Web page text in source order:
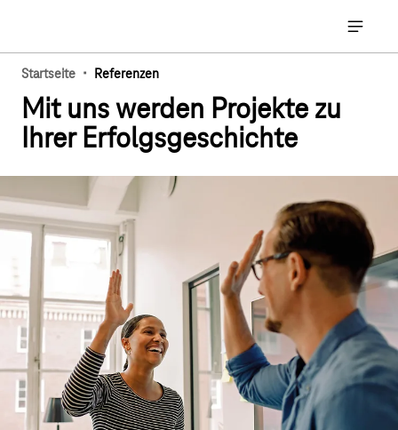
Startseite · Referenzen
Mit uns werden Projekte zu
Ihrer Erfolgsgeschichte